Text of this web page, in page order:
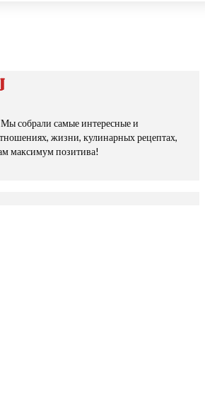
собрали самые интересные и
жизни, кулинарных рецептах,
максимум позитива!